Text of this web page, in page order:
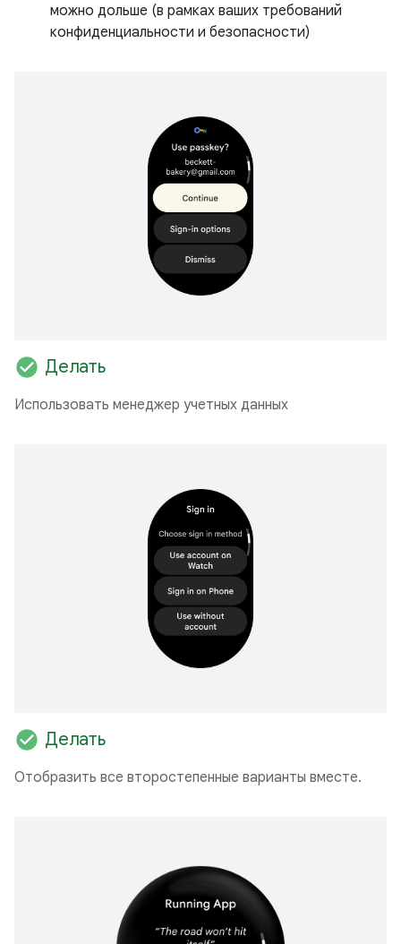
можно дольше (в рамках ваших требований
конфиденциальности и безопасности)
check_circle Делать
Использовать менеджер учетных данных
check_circle Делать
Отобразить все второстепенные варианты вместе.